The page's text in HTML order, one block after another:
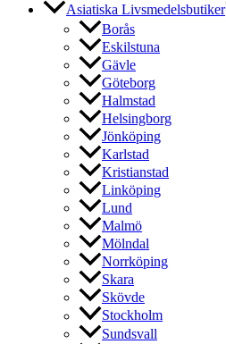
Asiatiska Livsmedelsbutiker
Borås
Eskilstuna
Gävle
Göteborg
Halmstad
Helsingborg
Jönköping
Karlstad
Kristianstad
Linköping
Lund
Malmö
Mölndal
Norrköping
Skara
Skövde
Stockholm
Sundsvall